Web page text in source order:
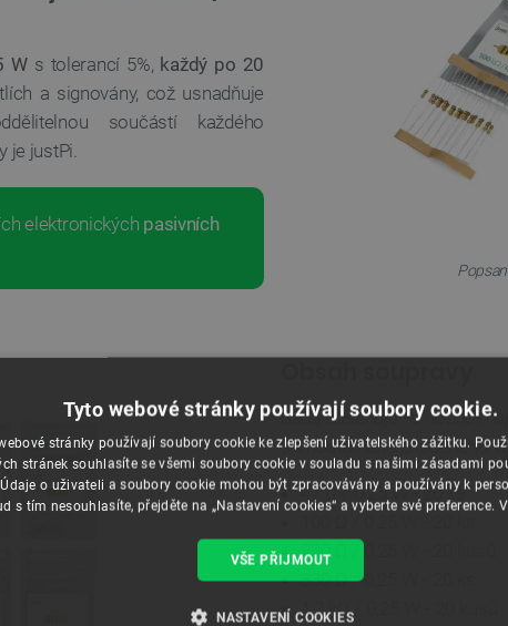
Ws tolerancí 5%, každý po 20
a signovány, což usnadňuje
součástí každého
je justPi.
elektronických pasivních
Sada obsahuje 10 hodnot
samostatného značeného
47 Ω / 0,25 W - 20 ks.
220 Ω / 0,25 W - 20 kusů
330 Ω / 0,25 W - 20 ks.
1,2 kΩ / 0,25 W - 20 kusů
Tyto webové stránky používají soubory cookie.
stránky používají soubory cookie ke zlepšení uživatelského zážitku.
stránek souhlasíte se všemi soubory cookie v souladu s našimi zásadami
o uživateli a soubory cookie mohou být zpracovávány a používány k
s tím nesouhlasíte, přejděte na „Nastavení cookies“ a vyberte své preference.
VŠE PŘIJMOUT
NASTAVENÍ COOKIES